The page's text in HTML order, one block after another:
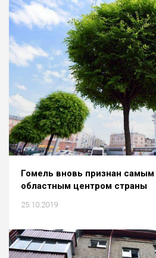
Гомель вновь признан
областным центром страны
25.10.2019